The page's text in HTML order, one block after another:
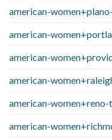
american-
american-
american-
american-
american-women+reno-
american-